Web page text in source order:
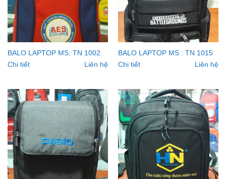
BALO LAPTOP MS: TN 1002
Chi tiết
Liên hệ
BALO LAPTOP MS : TN 1015
Chi tiết
Liên hệ